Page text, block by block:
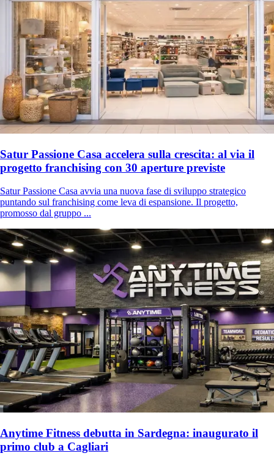
Satur Passione Casa accelera sulla crescita: al via il
progetto franchising con 30 aperture previste
Satur Passione Casa avvia una nuova fase di sviluppo strategico
puntando sul franchising come leva di espansione. Il progetto,
promosso dal gruppo ...
Anytime Fitness debutta in Sardegna: inaugurato il
primo club a Cagliari